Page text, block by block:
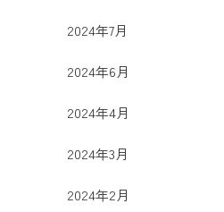
2024年7月
2024年6月
2024年4月
2024年3月
2024年2月